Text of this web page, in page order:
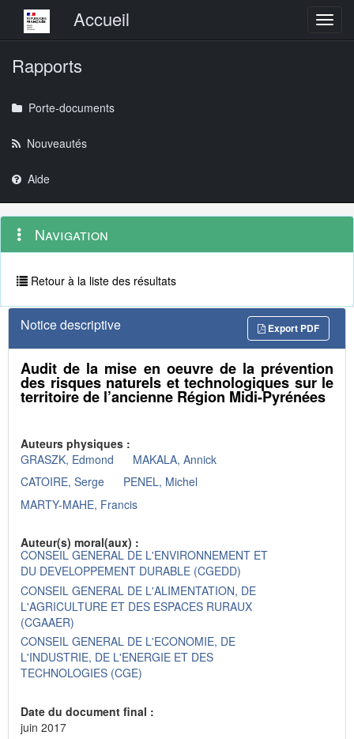
Menu principalAccueil
Rapports
Porte-documents
Nouveautés
Aide
Navigation
outils
Menu
contextuel
Navigation
Retour à la liste des résultats
Notice descriptive Export PDF
Audit de la mise en oeuvre de la prévention
des risques naturels et technologiques sur le
territoire de l’ancienne Région Midi-Pyrénées
Auteurs physiques :
GRASZK, Edmond
MAKALA, Annick
CATOIRE, Serge
PENEL, Michel
MARTY-MAHE, Francis
Auteur(s) moral(aux) :
CONSEIL GENERAL DE L'ENVIRONNEMENT ET
DU DEVELOPPEMENT DURABLE (CGEDD)
CONSEIL GENERAL DE L'ALIMENTATION, DE
L'AGRICULTURE ET DES ESPACES RURAUX
(CGAAER)
CONSEIL GENERAL DE L'ECONOMIE, DE
L'INDUSTRIE, DE L'ENERGIE ET DES
TECHNOLOGIES (CGE)
Date du document final :
juin 2017